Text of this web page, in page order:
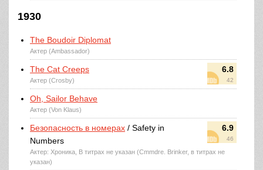
1930
The Boudoir Diplomat
Актер (Ambassador)
6.8
42
The Cat Creeps
Актер (Crosby)
Oh, Sailor Behave
Актер (Von Klaus)
6.9
46
Безопасность в номерах / Safety in
Numbers
Актер: Хроника, В титрах не указан (Cmmdre. Brinker, в титрах не
указан)